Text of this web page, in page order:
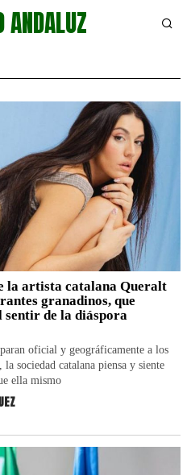
ANDALUZ
la artista catalana Queralt
granadinos, que
sentir de la diáspora
oficial y geográficamente a los
sociedad catalana piensa y siente
ella mismo